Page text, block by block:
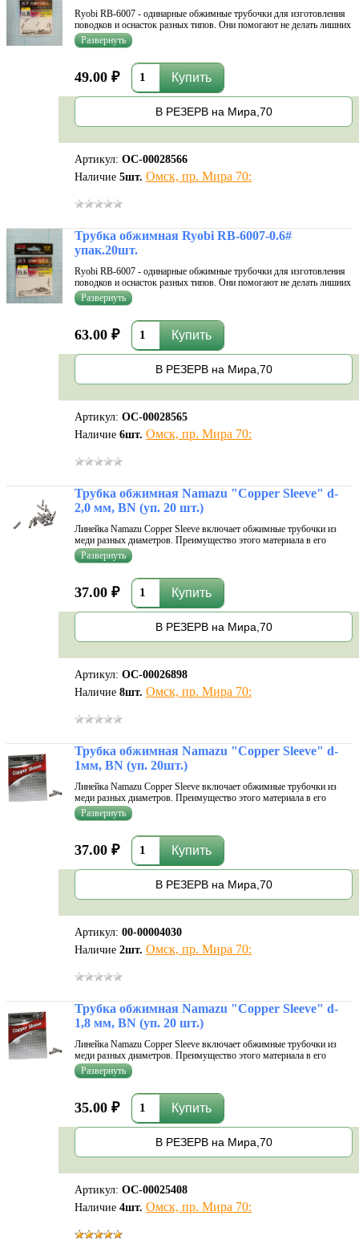
Ryobi RB-6007 - одинарные обжимные трубочки для изготовления
поводков и оснасток разных типов. Они помогают не делать лишних
узлов в монтаже, что может плохо повлиять на его прочность.
Мягкий сплав хорошо поддается любым манипуляциям. Трубочки
49.00 ₽
В РЕЗЕРВ на Мира,70
Артикул: ОС-00028566
Наличие 5шт. Омск, пр. Мира 70:
Трубка обжимная Ryobi RB-6007-0.6#
упак.20шт.
Ryobi RB-6007 - одинарные обжимные трубочки для изготовления
поводков и оснасток разных типов. Они помогают не делать лишних
узлов в монтаже, что может плохо повлиять на его прочность.
Мягкий сплав хорошо поддается любым манипуляциям. Трубочки
63.00 ₽
В РЕЗЕРВ на Мира,70
Артикул: ОС-00028565
Наличие 6шт. Омск, пр. Мира 70:
Трубка обжимная Namazu "Copper Sleeve" d-
2,0 мм, BN (уп. 20 шт.)
Линейка Namazu Copper Sleeve включает обжимные трубочки из
меди разных диаметров. Преимущество этого материала в его
мягкости. Он хорошо поддается обработке, что исключает заусенцы
и неровности. Следовательно, такие трубочки не повреждают леску,
37.00 ₽
В РЕЗЕРВ на Мира,70
Артикул: ОС-00026898
Наличие 8шт. Омск, пр. Мира 70:
Трубка обжимная Namazu "Copper Sleeve" d-
1мм, BN (уп. 20шт.)
Линейка Namazu Copper Sleeve включает обжимные трубочки из
меди разных диаметров. Преимущество этого материала в его
мягкости. Он хорошо поддается обработке, что исключает заусенцы
и неровности. Следовательно, такие трубочки не повреждают леску,
37.00 ₽
В РЕЗЕРВ на Мира,70
Артикул: 00-00004030
Наличие 2шт. Омск, пр. Мира 70:
Трубка обжимная Namazu "Copper Sleeve" d-
1,8 мм, BN (уп. 20 шт.)
Линейка Namazu Copper Sleeve включает обжимные трубочки из
меди разных диаметров. Преимущество этого материала в его
мягкости. Он хорошо поддается обработке, что исключает заусенцы
и неровности. Следовательно, такие трубочки не повреждают леску,
35.00 ₽
В РЕЗЕРВ на Мира,70
Артикул: ОС-00025408
Наличие 4шт. Омск, пр. Мира 70: